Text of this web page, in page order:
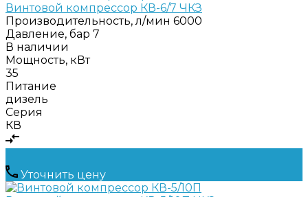
Винтовой компрессор КВ-6/7 ЧКЗ
Производительность, л/мин 6000
Давление, бар 7
В наличии
Мощность, кВт
35
Питание
дизель
Серия
КВ
Уточнить цену